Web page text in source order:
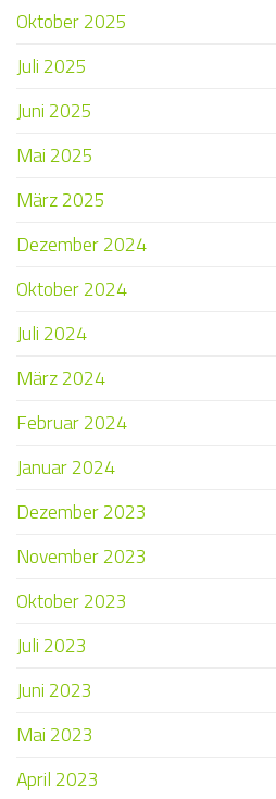
Oktober 2025
Juli 2025
Juni 2025
Mai 2025
März 2025
Dezember 2024
Oktober 2024
Juli 2024
März 2024
Februar 2024
Januar 2024
Dezember 2023
November 2023
Oktober 2023
Juli 2023
Juni 2023
Mai 2023
April 2023